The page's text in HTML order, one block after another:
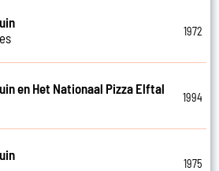
1972
en Het Nationaal Pizza Elftal
1994
1975